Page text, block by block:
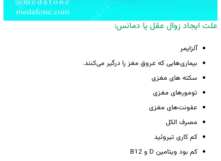
علت ایجاد زوال عقل یا دمانس:
آلزایمر
بیماری‌هایی که عروق مغز را درگیر می‌کنند.
سکته های مغزی
تومورهای مغزی
عفونت‌های مغزی
مصرف الکل
کم کاری تیروئید
کم بود ویتامین D و B12